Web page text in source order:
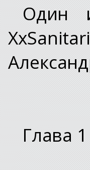
Один
Глава